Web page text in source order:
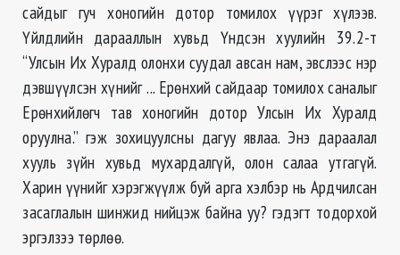
сайдыг гуч хоногийн дотор томилох үүрэг хүлээв.
Үйлдлийн дарааллын хувьд Үндсэн хуулийн 39.2-т
“Улсын Их Хуралд олонхи суудал авсан нам, эвслээс нэр
дэвшүүлсэн хүнийг ... Ерөнхий сайдаар томилох саналыг
Ерөнхийлөгч тав хоногийн дотор Улсын Их Хуралд
оруулна.” гэж зохицуулсны дагуу явлаа. Энэ дараалал
хууль зүйн хувьд мухардалгүй, олон салаа утгагүй.
Харин үүнийг хэрэгжүүлж буй арга хэлбэр нь Ардчилсан
засаглалын шинжид нийцэж байна уу? гэдэгт тодорхой
эргэлзээ төрлөө.